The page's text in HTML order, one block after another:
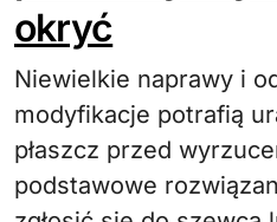
okryć
Niewielkie naprawy i
modyfikacje potrafią
płaszcz przed
podstawowe